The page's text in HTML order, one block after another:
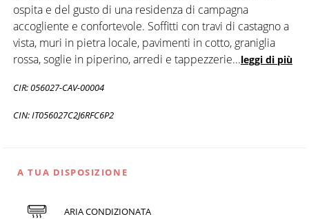
ospita e del gusto di una residenza di campagna
accogliente e confortevole. Soffitti con travi di castagno a
vista, muri in pietra locale, pavimenti in cotto, graniglia
rossa, soglie in piperino, arredi e tappezzerie...leggi di più
CIR: 056027-CAV-00004
CIN: IT056027C2J6RFC6P2
A TUA DISPOSIZIONE
ARIA CONDIZIONATA